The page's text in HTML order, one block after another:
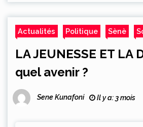
Actualités Politique Sènè
LA JEUNESSE ET LA
quel avenir ?
Sene Kunafoni Il y a: 3 mois